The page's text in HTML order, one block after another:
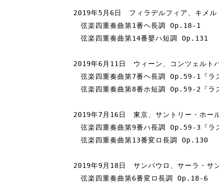
2019年5月6日　フィラデルフィア、キメル
弦楽四重奏曲第1番ヘ長調 Op.18-1
弦楽四重奏曲第14番嬰ハ短調 Op.131
2019年6月11日　ウィーン、コンツェルト
弦楽四重奏曲第7番ヘ長調 Op.59-1『ラ
弦楽四重奏曲第8番ホ短調 Op.59-2『ラ
2019年7月16日　東京、サントリー・ホー
弦楽四重奏曲第9番ハ長調 Op.59-3『ラ
弦楽四重奏曲第13番変ロ長調 Op.130
2019年9月18日　サンパウロ、サーラ・サ
弦楽四重奏曲第6番変ロ長調 Op.18-6